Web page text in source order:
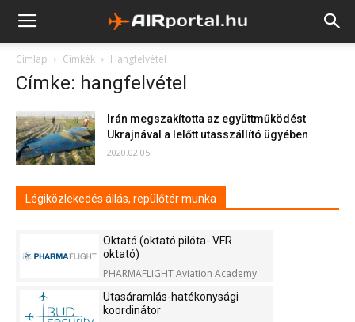
Címlap Címkék Hangfelvétel
Címke: hangfelvétel
Irán megszakította az együttműködést
Ukrajnával a lelőtt utasszállító ügyében
2020.02.05.
Légiközlekedés állás, repülőtér munka
Oktató (oktató pilóta- VFR
oktató)
PHARMAFLIGHT Aviation Academy
Kft.
Utasáramlás-hatékonysági
koordinátor